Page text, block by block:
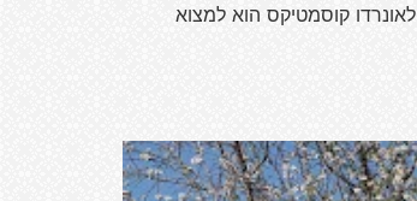
קוסמטיקס הוא למצוא